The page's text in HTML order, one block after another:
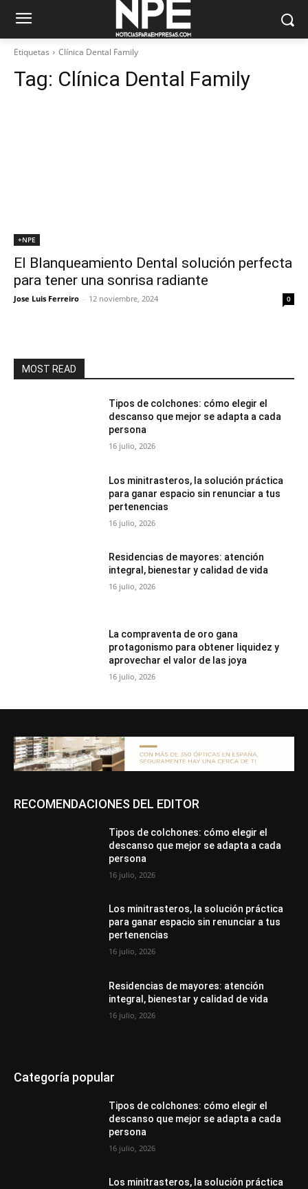
Etiquetas Clínica Dental Family
Tag: Clínica Dental Family
+NPE
El Blanqueamiento Dental solución perfecta
para tener una sonrisa radiante
Jose Luis Ferreiro - 12 noviembre, 2024 0
MOST READ
Tipos de colchones: cómo elegir el
descanso que mejor se adapta a cada
persona
16 julio, 2026
Los minitrasteros, la solución práctica
para ganar espacio sin renunciar a tus
pertenencias
16 julio, 2026
Residencias de mayores: atención
integral, bienestar y calidad de vida
16 julio, 2026
La compraventa de oro gana
protagonismo para obtener liquidez y
aprovechar el valor de las joya
16 julio, 2026
RECOMENDACIONES DEL EDITOR
Tipos de colchones: cómo elegir el
descanso que mejor se adapta a cada
persona
16 julio, 2026
Los minitrasteros, la solución práctica
para ganar espacio sin renunciar a tus
pertenencias
16 julio, 2026
Residencias de mayores: atención
integral, bienestar y calidad de vida
16 julio, 2026
Categoría popular
Tipos de colchones: cómo elegir el
descanso que mejor se adapta a cada
persona
16 julio, 2026
Los minitrasteros, la solución práctica